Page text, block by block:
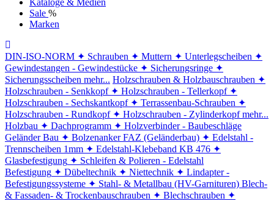
Kataloge & Medien
Sale %
Marken
DIN-ISO-NORM ✦ Schrauben ✦ Muttern ✦ Unterlegscheiben ✦
Gewindestangen - Gewindestücke ✦ Sicherungsringe ✦
Sicherungsscheiben mehr... Holzschrauben & Holzbauschrauben ✦
Holzschrauben - Senkkopf ✦ Holzschrauben - Tellerkopf ✦
Holzschrauben - Sechskantkopf ✦ Terrassenbau-Schrauben ✦
Holzschrauben - Rundkopf ✦ Holzschrauben - Zylinderkopf mehr...
Holzbau ✦ Dachprogramm ✦ Holzverbinder - Baubeschläge
Geländer Bau ✦ Bolzenanker FAZ (Geländerbau) ✦ Edelstahl -
Trennscheiben 1mm ✦ Edelstahl-Klebeband KB 476 ✦
Glasbefestigung ✦ Schleifen & Polieren - Edelstahl
Befestigung ✦ Dübeltechnik ✦ Niettechnik ✦ Lindapter -
Befestigungssysteme ✦ Stahl- & Metallbau (HV-Garnituren) Blech-
& Fassaden- & Trockenbauschrauben ✦ Blechschrauben ✦